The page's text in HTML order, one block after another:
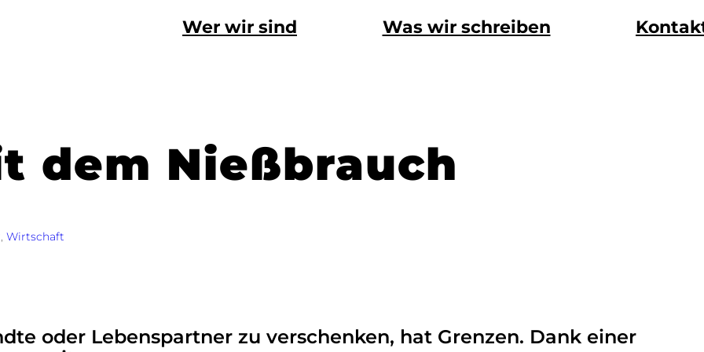
Wer wir sind Was wir schreiben
dem Nießbrauch
, Wirtschaft
oder Lebenspartner zu verschenken, hat Grenzen. Dank einer